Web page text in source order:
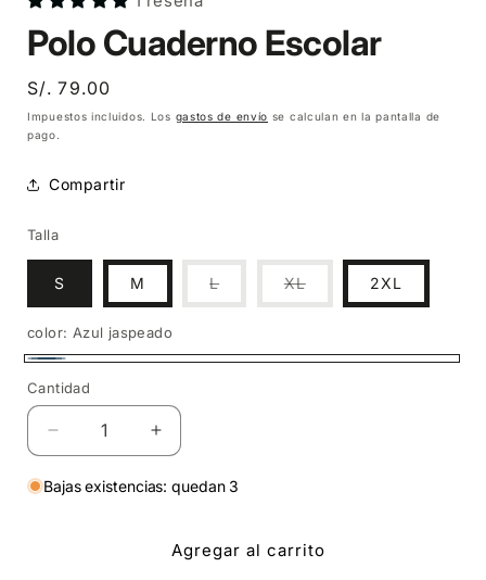
Polo Cuaderno Escolar
Precio
habitual
S/. 79.00
Impuestos incluidos. Los gastos de envío se calculan en la pantalla de
pago.
Compartir
Talla
S M LVariante
o
XLVariante
o
2XL
color: Azul jaspeado
jaspeado
Cantidad
Cantidad
Reducir
cantidad
para
Aumentar
cantidad
para
Escolar
Bajas existencias: quedan 3
Agregar al carrito